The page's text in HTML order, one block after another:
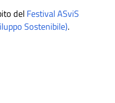
del Festival ASviS
Sostenibile).